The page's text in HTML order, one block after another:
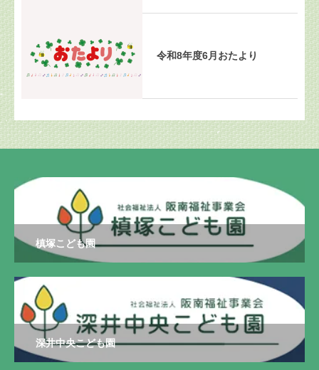
令和8年度6月おたより
槙塚こども園
深井中央こども園